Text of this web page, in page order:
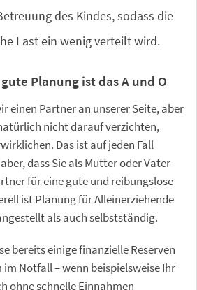
des Kindes, sodass die
Last ein wenig verteilt wird.
Planung ist das A und O
einen Partner an unserer Seite, aber
nicht darauf verzichten,
Das ist auf jeden Fall
dass Sie als Mutter oder Vater
für eine gute und reibungslose
ist Planung für Alleinerziehende
als auch selbstständig.
bereits einige finanzielle Reserven
Notfall – wenn beispielsweise Ihr
ohne schnelle Einnahmen